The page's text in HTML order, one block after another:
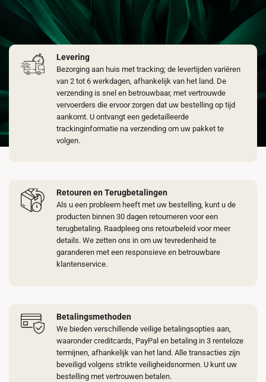
Levering
Bezorging aan huis met tracking; de levertijden variëren
van 2 tot 6 werkdagen, afhankelijk van het land. De
verzending is snel en betrouwbaar, met vertrouwde
vervoerders die ervoor zorgen dat uw bestelling op tijd
aankomt. U ontvangt een gedetailleerde
trackinginformatie na verzending om uw pakket te
volgen.
Retouren en Terugbetalingen
Als u een probleem heeft met uw bestelling, kunt u de
producten binnen 30 dagen retourneren voor een
terugbetaling. Raadpleeg ons retourbeleid voor meer
details. We zetten ons in om uw tevredenheid te
garanderen met een responsieve en betrouwbare
klantenservice.
Betalingsmethoden
We bieden verschillende veilige betalingsopties aan,
waaronder creditcards, PayPal en betaling in 3 renteloze
termijnen, afhankelijk van het land. Alle transacties zijn
beveiligd volgens strikte veiligheidsnormen. U kunt uw
bestelling met vertrouwen betalen.